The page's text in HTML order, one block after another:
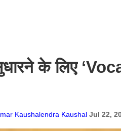
के लिए
Kaushalendra Kaushal Jul 22,